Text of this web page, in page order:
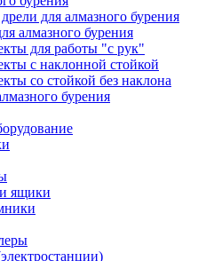
для алмазного бурения
алмазного бурения
для работы "с рук"
с наклонной стойкой
со стойкой без наклона
бурения
ящики